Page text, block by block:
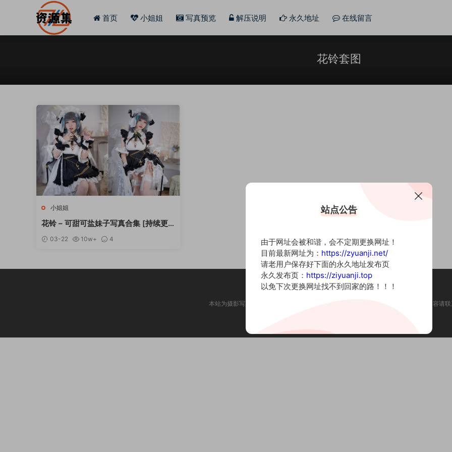
首页 小姐姐 写真预览 解压说明 永久地址 在线留言
花铃套图
小姐姐
花铃 – 可甜可盐妹子写真合集 [持续更
03-22 10w+ 4
本站为摄影写真图片网站，内容来自网络收集整理，仅作个人学习使用。如有违法内容请
站点公告
由于网址会被和谐，会不定期更换网址！
目前最新网址为： https://zyuanji.net/
请老用户保存好下面的永久地址发布页
永久发布页： https://ziyuanji.top
以免下次更换网址找不到回家的路！！！